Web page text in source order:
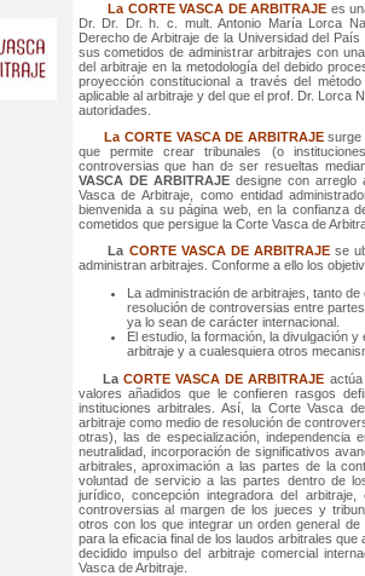
La CORTE VASCA DE ARBITRAJE es
Dr. Dr. Dr. h. c. mult. Antonio María Lorca
Derecho de Arbitraje de la Universidad del
sus cometidos de administrar arbitrajes con
del arbitraje en la metodología del debido
proyección constitucional a través del
aplicable al arbitraje y del que el prof. Dr. Lorca
autoridades.
La CORTE VASCA DE ARBITRAJE surge
que permite crear tribunales (o
controversias que han de ser resueltas
VASCA DE ARBITRAJEdesigne con arreglo
Vasca de Arbitraje, como entidad
bienvenida a su página web, en la confianza
cometidos que persigue la Corte Vasca de
La CORTE VASCA DE ARBITRAJE se
administran arbitrajes. Conforme a ello los
La administración de arbitrajes, tanto
resolución de controversias entre
ya lo sean de carácter internacional.
El estudio, la formación, la divulgación
arbitraje y a cualesquiera otros
LaCORTE VASCA DE ARBITRAJE
valores añadidos que le confieren rasgos
instituciones arbitrales. Así, la Corte Vasca
arbitraje como medio de resolución de
otras), las de especialización, independencia
neutralidad, incorporación de significativos
arbitrales, aproximación a las partes de la
voluntad de servicio a las partes dentro de
jurídico, concepción integradora del
controversias al margen de los jueces y
otros con los que integrar un orden general
para la eficacia final de los laudos arbitrales
decidido impulso del arbitraje comercial
Vasca de Arbitraje.